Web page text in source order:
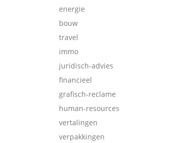
energie
bouw
travel
immo
juridisch-advies
financieel
grafisch-reclame
human-resources
vertalingen
verpakkingen